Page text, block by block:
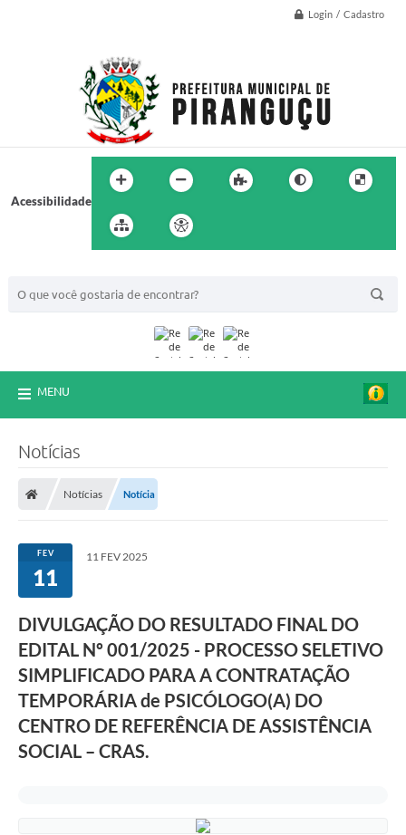
Login / Cadastro
Acessibilidade
MENU
Notícias
Notícias Notícia
FEV
11
11 FEV 2025
DIVULGAÇÃO DO RESULTADO FINAL DO
EDITAL Nº 001/2025 - PROCESSO SELETIVO
SIMPLIFICADO PARA A CONTRATAÇÃO
TEMPORÁRIA de PSICÓLOGO(A) DO
CENTRO DE REFERÊNCIA DE ASSISTÊNCIA
SOCIAL – CRAS.